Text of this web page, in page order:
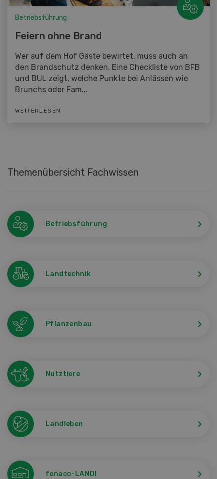
Betriebsführung
Feiern ohne Brand
Wer auf dem Hof Gäste bewirtet, muss auch an
den Brandschutz denken. Eine Checkliste von BFB
und BUL zeigt, welche Punkte bei Anlässen wie
Brunchs oder Fam...
WEITERLESEN
Themenübersicht Fachwissen
Betriebsführung
Landtechnik
Pflanzenbau
Nutztiere
Landleben
fenaco-LANDI